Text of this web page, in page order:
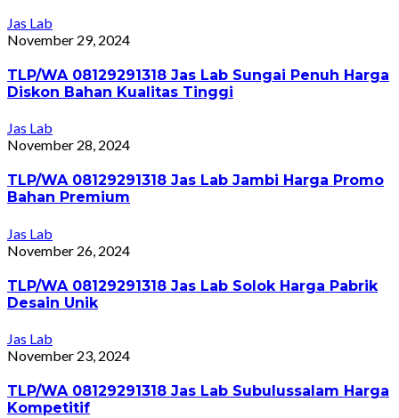
Jas Lab
November 29, 2024
TLP/WA 08129291318 Jas Lab Sungai Penuh Harga
Diskon Bahan Kualitas Tinggi
Jas Lab
November 28, 2024
TLP/WA 08129291318 Jas Lab Jambi Harga Promo
Bahan Premium
Jas Lab
November 26, 2024
TLP/WA 08129291318 Jas Lab Solok Harga Pabrik
Desain Unik
Jas Lab
November 23, 2024
TLP/WA 08129291318 Jas Lab Subulussalam Harga
Kompetitif